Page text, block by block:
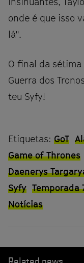
onde é que isso
lá".
O final da sétima
Guerra dos
teu Syfy!
Etiquetas: GoT
Game of Thrones
Daenerys
Syfy Temporada
Notícias